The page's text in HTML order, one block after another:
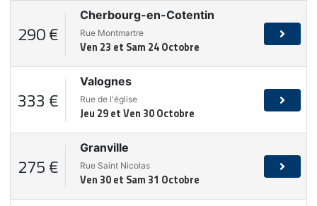
290 €
Cherbourg-en-Cotentin
Rue Montmartre
Ven 23 et Sam 24 Octobre
333 €
Valognes
Rue de l'église
Jeu 29 et Ven 30 Octobre
275 €
Granville
Rue Saint Nicolas
Ven 30 et Sam 31 Octobre